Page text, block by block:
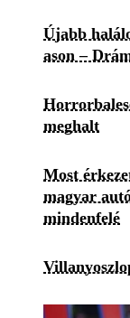
Újabb
ason –
meghalt
Most
magyar
mindenfelé